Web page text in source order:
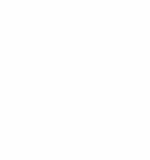
Włodzimierz Ostrowski –
Komisja w powyższym